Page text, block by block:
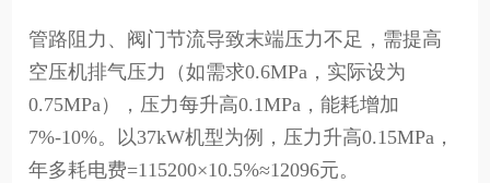
管路阻力、阀门节流导致末端压力不足，需提高
空压机排气压力（如需求0.6MPa，实际设为
0.75MPa），压力每升高0.1MPa，能耗增加
7%-10%。以37kW机型为例，压力升高0.15MPa，
年多耗电费=115200×10.5%≈12096元。